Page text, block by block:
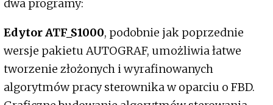
dwa programy:
Edytor ATF_S1000, podobnie jak poprzednie
wersje pakietu AUTOGRAF, umożliwia łatwe
tworzenie złożonych i wyrafinowanych
algorytmów pracy sterownika w oparciu o FBD.